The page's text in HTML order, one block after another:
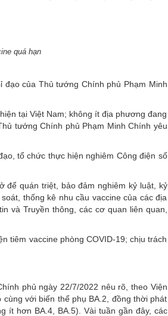
quá hạn
đạo của Thủ tướng Chính phủ Phạm Minh
tại Việt Nam; không ít địa phương đang
tướng Chính phủ Phạm Minh Chính yêu
tổ chức thực hiện nghiêm Công điện số
để quán triệt, bảo đảm nghiêm kỷ luật, kỷ
thống kê nhu cầu vaccine của các địa
và Truyền thông, các cơ quan liên quan,
tiêm vaccine phòng COVID-19; chịu trách
phủ ngày 22/7/2022 nêu rõ, theo Viện
với biến thể phụ BA.2, đồng thời phát
ít hơn BA.4, BA.5). Vài tuần gần đây, các